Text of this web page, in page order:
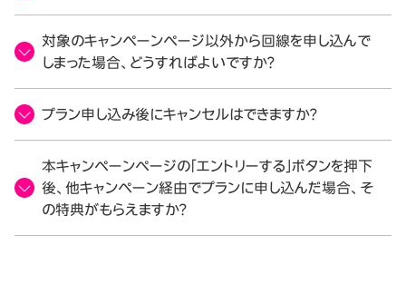
対象のキャンペーンページ以外から回線を申し込んで
しまった場合、どうすればよいですか？
プラン申し込み後にキャンセルはできますか？
本キャンペーンページの「エントリーする」ボタンを押下
後、他キャンペーン経由でプランに申し込んだ場合、そ
の特典がもらえますか？